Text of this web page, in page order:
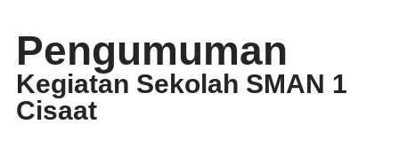
Pengumuman
Kegiatan Sekolah SMAN 1
Cisaat